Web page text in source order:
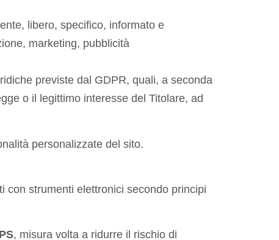
libero, specifico, informato e
marketing, pubblicità
previste dal GDPR, quali, a seconda
o il legittimo interesse del Titolare, ad
personalizzate del sito.
con strumenti elettronici secondo principi
, misura volta a ridurre il rischio di